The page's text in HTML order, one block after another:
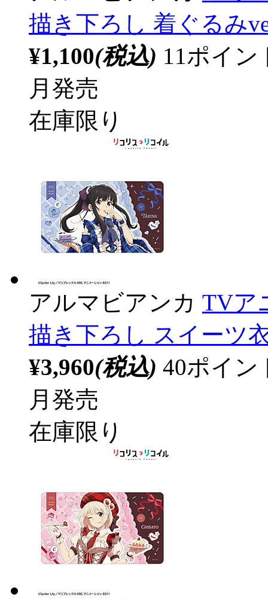
描き下ろし 着ぐるみ
¥1,100(税込) 11ポイ
月発売
在庫限り
アルマビアンカ TVア
描き下ろし スイーツ
¥3,960(税込) 40ポイ
月発売
在庫限り